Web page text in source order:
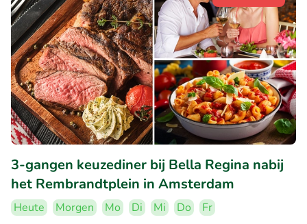
3-gangen keuzediner bij Bella Regina nabij
het Rembrandtplein in Amsterdam
Heute Morgen Mo Di Mi Do
Fr